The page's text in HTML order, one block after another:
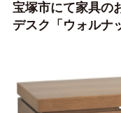
宝塚市にて家具の
デスク「ウォルナ